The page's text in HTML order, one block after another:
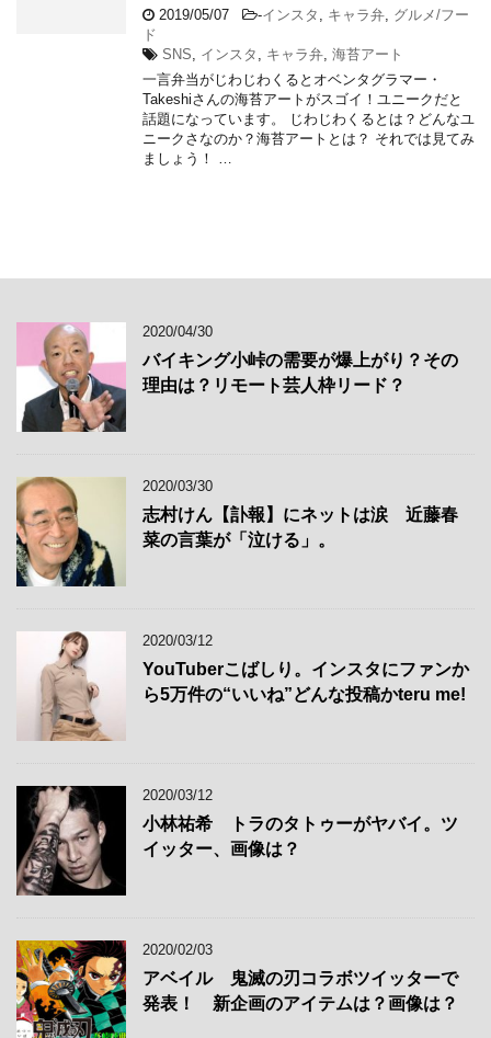
2019/05/07 -インスタ キャラ弁 グルメ/フー
ド
SNS
インスタ キャラ弁 海苔アート
一言弁当がじわじわくるとオベンタグラマー・
Takeshiさんの海苔アートがスゴイ！ユニークだと
話題になっています。 じわじわくるとは？どんなユ
ニークさなのか？海苔アートとは？ それでは見てみ
ましょう！ …
2020/04/30
バイキング小峠の需要が爆上がり？その
理由は？リモート芸人枠リード？
2020/03/30
志村けん【訃報】にネットは涙 近藤春
菜の言葉が「泣ける」。
2020/03/12
YouTuberこばしり。インスタにファンか
ら5万件の“いいね”どんな投稿かteru me!
2020/03/12
小林祐希 トラのタトゥーがヤバイ。ツ
イッター、画像は？
2020/02/03
アベイル 鬼滅の刃コラボツイッターで
発表！ 新企画のアイテムは？画像は？